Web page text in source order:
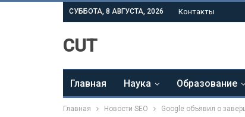
СУББОТА, 8 АВГУСТА, 2026 Контакты
CUT
Главная Наука Образование
Главная Новости SEO Google объявил о